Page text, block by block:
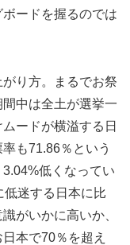
ードを握るのでは
り方。まるでお祭
中は全土が選挙一
ードが横溢する日
も71.86％という
低くなってい
低迷する日本に比
がいかに高いか、
本で70％を超え